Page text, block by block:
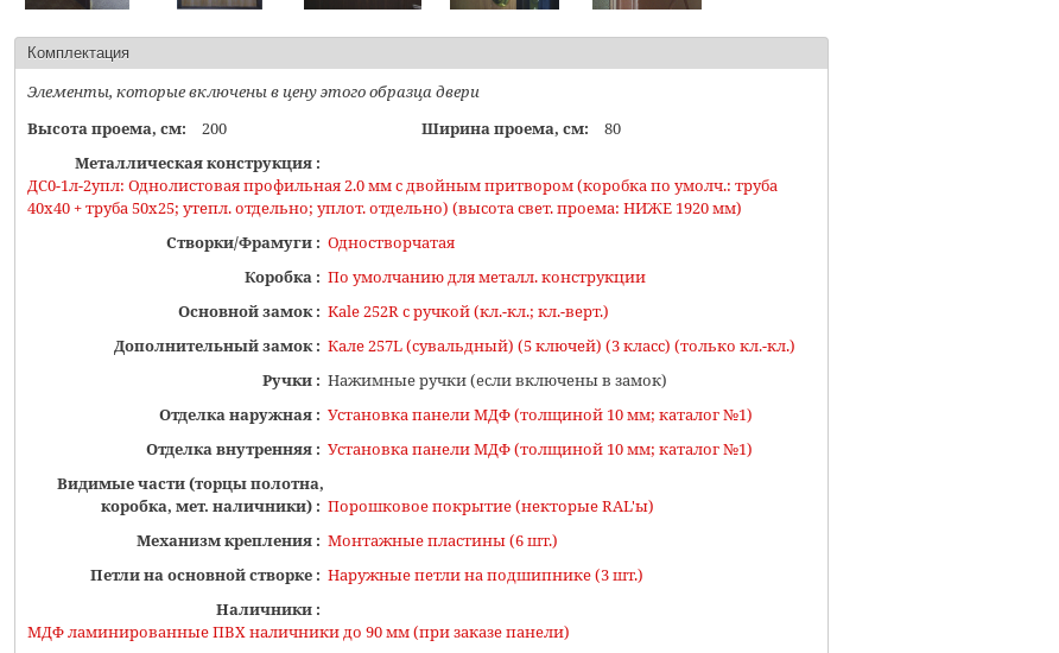
Комплектация
Элементы, которые включены в цену этого образца двери
Высота проема, см:
200 Ширина проема, см:
80
Металлическая конструкция :
ДС0-1л-2упл: Однолистовая профильная 2.0 мм с двойным притвором (коробка по умолч.: труба
40х40 + труба 50х25; утепл. отдельно; уплот. отдельно) (высота свет. проема: НИЖЕ 1920 мм)
Створки/Фрамуги : Одностворчатая
Коробка : По умолчанию для металл. конструкции
Основной замок :
Kale 252R с ручкой (кл.-кл.; кл.-верт.)
Дополнительный замок : Кале 257L (сувальдный) (5 ключей) (3 класс) (только кл.-кл.)
Ручки : Нажимные ручки (если включены в замок)
Отделка наружная : Установка панели МДФ (толщиной 10 мм; каталог №1)
Отделка внутренняя : Установка панели МДФ (толщиной 10 мм; каталог №1)
Видимые части (торцы полотна,
коробка, мет. наличники) : Порошковое покрытие (некторые RAL'ы)
Механизм крепления : Монтажные пластины (6 шт.)
Петли на основной створке : Наружные петли на подшипнике (3 шт.)
Наличники :
МДФ ламинированные ПВХ наличники до 90 мм (при заказе панели)